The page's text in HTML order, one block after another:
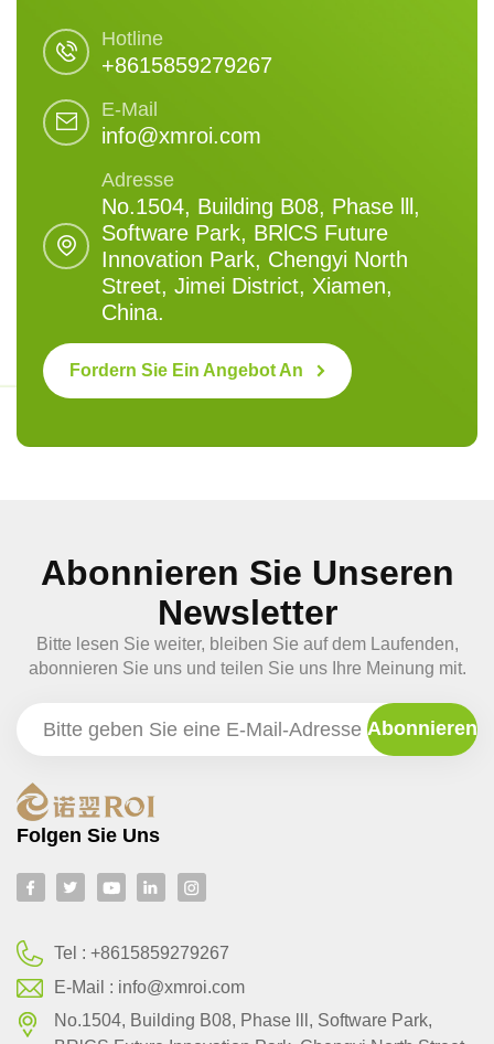
Hotline
+8615859279267
E-Mail
info@xmroi.com
Adresse
No.1504, Building B08, Phase lll,
Software Park, BRlCS Future
Innovation Park, Chengyi North
Street, Jimei District, Xiamen,
China.
Fordern Sie Ein Angebot An
Abonnieren Sie Unseren
Newsletter
Bitte lesen Sie weiter, bleiben Sie auf dem Laufenden,
abonnieren Sie uns und teilen Sie uns Ihre Meinung mit.
Folgen Sie Uns
Tel :+8615859279267
E-Mail : info@xmroi.com
No.1504, Building B08, Phase lll, Software Park,